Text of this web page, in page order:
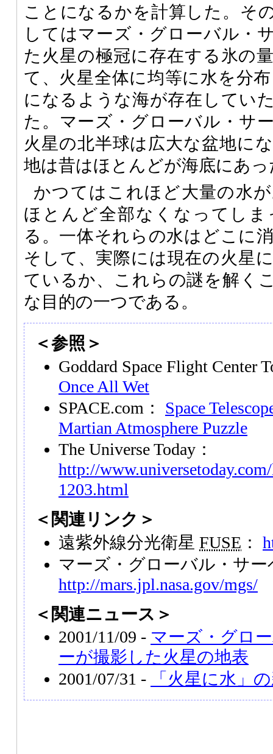
ことになるかを計算した。そ
してはマーズ・グローバル・
た火星の極冠に存在する氷の
て、火星全体に均等に水を分
になるような海が存在してい
た。マーズ・グローバル・サ
火星の北半球は広大な盆地に
地は昔はほとんどが海底にあ
かつてはこれほど大量の水
ほとんど全部なくなってし
る。一体それらの水はどこに
そして、実際には現在の火星
ているか、これらの謎を解く
な目的の一つである。
＜参照＞
Goddard Space Flight Center
Once All Wet
SPACE.com： Space
Martian Atmosphere Puzzle
The Universe Today：
http://
1203.html
＜関連リンク＞
遠紫外線分光衛星 FUSE ：
マーズ・グローバル・サ
http://mars.jpl.nasa.gov/mgs/
＜関連ニュース＞
2001/11/09 - マーズ・グロ
ーが撮影した火星の地表
2001/07/31 -
「火星に水」